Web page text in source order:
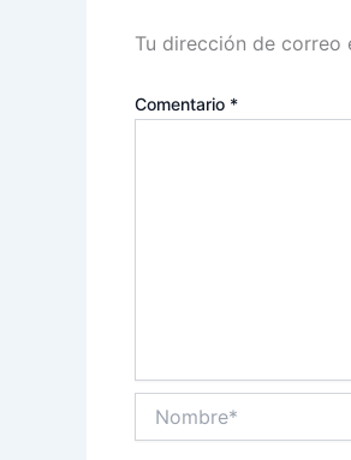
Tu dirección de correo
Comentario *